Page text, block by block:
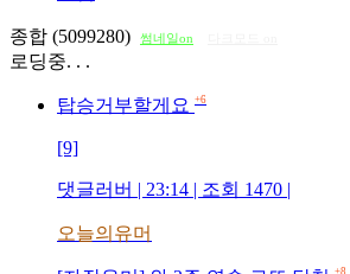
종합 (5099280) 썸네일on
로딩중. . .
탑승거부할게요 +6
[9]
댓글러버 | 23:14 | 조회 1470 |
오늘의유머
+8